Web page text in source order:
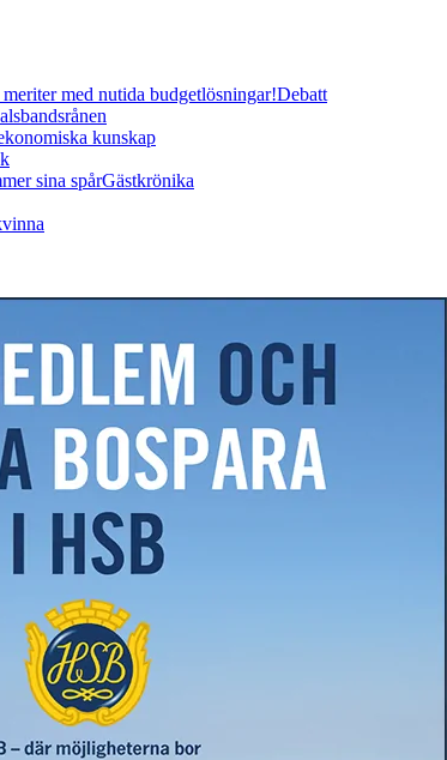
med nutida budgetlösningar!Debatt
kunskap
sina spårGästkrönika